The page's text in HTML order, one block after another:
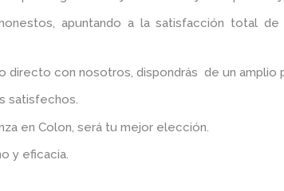
apuntando a la satisfacción total
directo con nosotros, dispondrás de un amplio
satisfechos.
en Colon , será tu mejor elección.
y eficacia.